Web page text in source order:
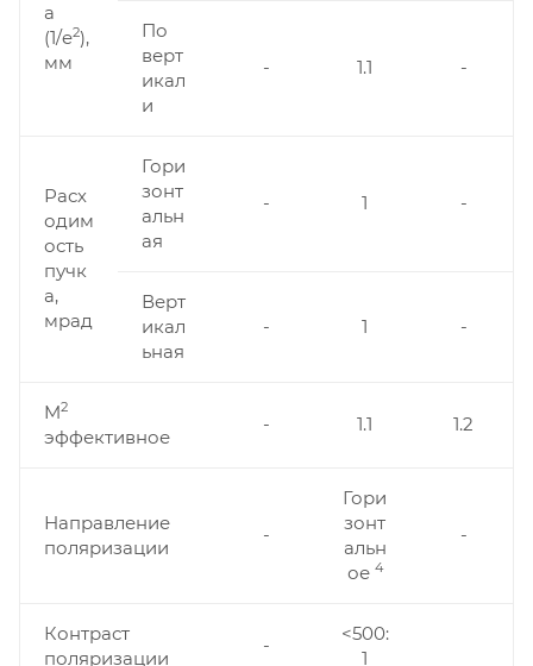
а
(1/e2),
мм
По
верт
икал
и
- 1.1 -
Расх
одим
ость
пучк
а,
мрад
Гори
зонт
альн
ая
- 1 -
Верт
икал
ьная
- 1 -
M2
эффективное
- 1.1 1.2
Направление
поляризации
-
Гори
зонт
альн
ое 4
-
Контраст
поляризации
-
<500:
1